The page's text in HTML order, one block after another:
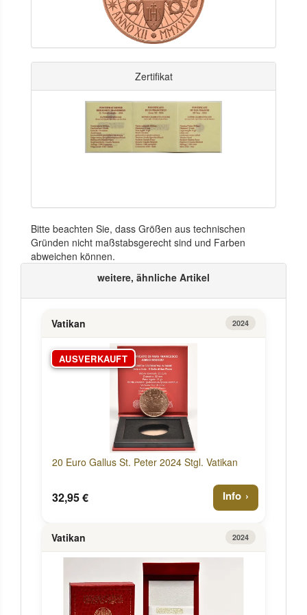
Zertifikat
Bitte beachten Sie, dass Größen aus technischen
Gründen nicht maßstabsgerecht sind und Farben
abweichen können.
weitere, ähnliche Artikel
Vatikan 2024
AUSVERKAUFT
20 Euro Gallus St. Peter 2024 Stgl. Vatikan
32,95 € Info
Vatikan 2024